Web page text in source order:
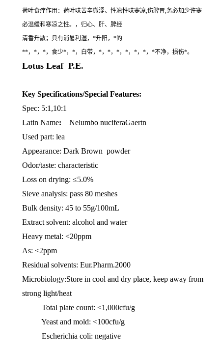
荷叶食疗作用：荷叶味苦辛微涩、性凉性味寒凉,伤脾胃,务必加少许寒
必温缓和寒凉之性。，归心、肝、脾经
清香升散；具有消暑利湿，*升阳，*的
**，*，*，食少*，*，白带，*，*，*，*，*，*，*不净，损伤*。
Lotus Leaf P.E.
Key Specifications/Special Features:
Spec: 5:1,10:1
Latin Name: Nelumbo nuciferaGaertn
Used part: lea
Appearance: Dark Brown powder
Odor/taste: characteristic
Loss on drying: ≤5.0%
Sieve analysis: pass 80 meshes
Bulk density: 45 to 55g/100mL
Extract solvent: alcohol and water
Heavy metal: <20ppm
As: <2ppm
Residual solvents: Eur.Pharm.2000
Microbiology:Store in cool and dry place, keep away from
strong light/heat
Total plate count: <1,000cfu/g
Yeast and mold: <100cfu/g
Escherichia coli: negative